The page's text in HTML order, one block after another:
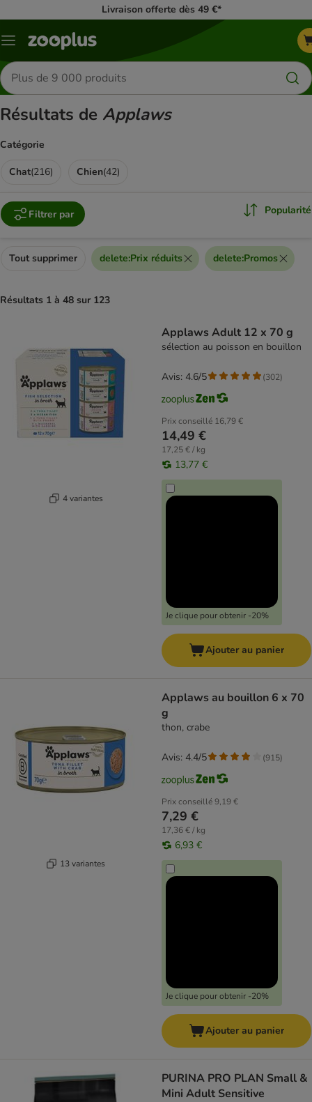
Livraison offerte dès 49 €*
Menu
Rechercher
des
produits
Résultats de Applaws
Catégorie
Chat(216) Chien(42)
Filtrer par Popularité
Tout supprimer delete:Prix réduits delete:Promos
Résultats 1 à 48 sur 123
4 variantes
Applaws Adult 12 x 70 g
sélection au poisson en bouillon
Prix conseillé 16,79 €
14,49 €
17,25 € / kg
13,77 €
Je clique pour obtenir -20%
Avis: 4.6/5 (302)
Ajouter au panier
13 variantes
Applaws au bouillon 6 x 70
g
thon, crabe
Prix conseillé9,19 €
7,29 €
17,36 € / kg
6,93 €
Je clique pour obtenir -20%
Avis: 4.4/5 (915)
Ajouter au panier
PURINA PRO PLAN Small &
Mini Adult Sensitive